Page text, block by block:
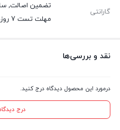
گارانتی
تضمین اصالت,
مهلت تست 7 روزه
نقد و بررسی‌ها
درمورد این محصول دیدگاه درج کنید.
درج